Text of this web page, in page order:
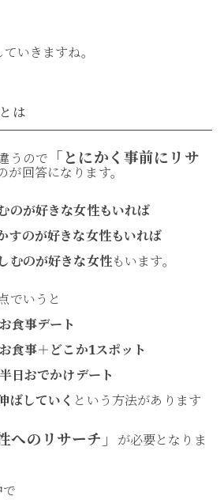
いきますね。
は
うので 「とにかく事前にリサ
が回答になります。
のが好きな女性もいれば
すのが好きな女性もいれば
むのが好きな女性もいます。
でいうと
食事デート
食事＋どこか1スポット
日おでかけデート
ばしていく という方法があります
へのリサーチ」 が必要となりま